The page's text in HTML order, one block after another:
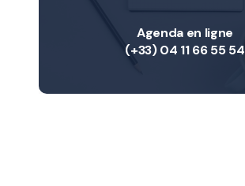
Agenda en ligne
(+33) 04 11 66 55 54